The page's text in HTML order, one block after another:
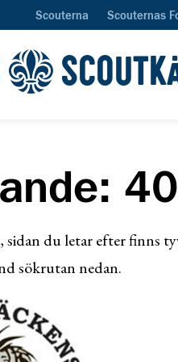
Scouterna Scouternas
du letar efter finns
sökrutan nedan.